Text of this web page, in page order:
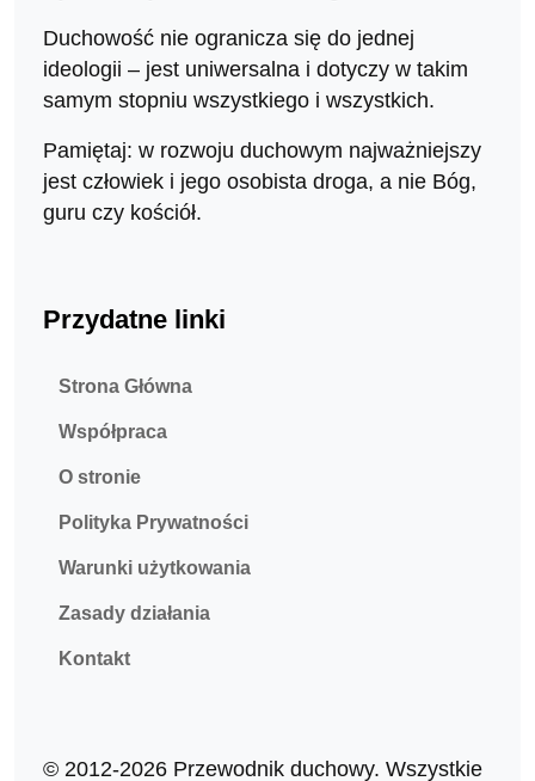
Duchowość nie ogranicza się do jednej
ideologii – jest uniwersalna i dotyczy w takim
samym stopniu wszystkiego i wszystkich.
Pamiętaj: w rozwoju duchowym najważniejszy
jest człowiek i jego osobista droga, a nie Bóg,
guru czy kościół.
Przydatne linki
Strona Główna
Współpraca
O stronie
Polityka Prywatności
Warunki użytkowania
Zasady działania
Kontakt
© 2012-2026 Przewodnik duchowy. Wszystkie